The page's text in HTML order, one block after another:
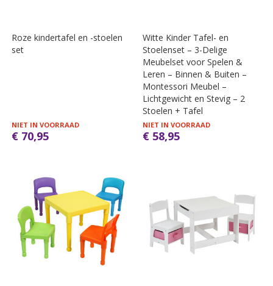
Roze kindertafel en -stoelen
set
NIET IN VOORRAAD
€ 70,95
Witte Kinder Tafel- en
Stoelenset – 3-Delige
Meubelset voor Spelen &
Leren – Binnen & Buiten –
Montessori Meubel –
Lichtgewicht en Stevig – 2
Stoelen + Tafel
NIET IN VOORRAAD
€ 58,95